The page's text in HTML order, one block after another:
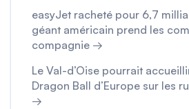
easyJet racheté pour 6,7
géant américain prend les
compagnie →
Le Val-d’Oise pourrait
Dragon Ball d’Europe sur les
→